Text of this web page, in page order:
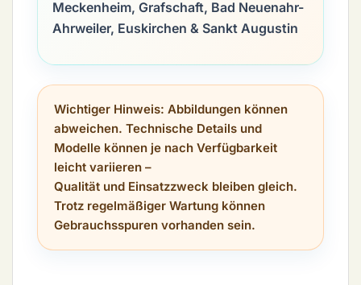
Meckenheim, Grafschaft, Bad Neuenahr-
Ahrweiler, Euskirchen & Sankt Augustin
Wichtiger Hinweis: Abbildungen können
abweichen. Technische Details und
Modelle können je nach Verfügbarkeit
leicht variieren –
Qualität und Einsatzzweck bleiben gleich.
Trotz regelmäßiger Wartung können
Gebrauchsspuren vorhanden sein.